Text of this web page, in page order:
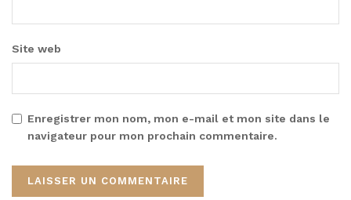
Site web
Enregistrer mon nom, mon e-mail et mon site dans le
navigateur pour mon prochain commentaire.